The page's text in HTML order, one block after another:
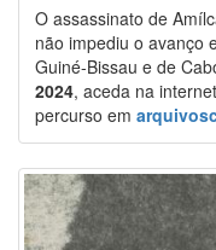
O assassinato de
não impediu o avanço
Guiné-Bissau e de
2024, aceda na
percurso em
Image